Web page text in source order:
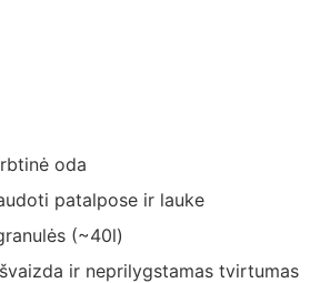
oda
patalpose ir lauke
(~40l)
ir neprilygstamas tvirtumas